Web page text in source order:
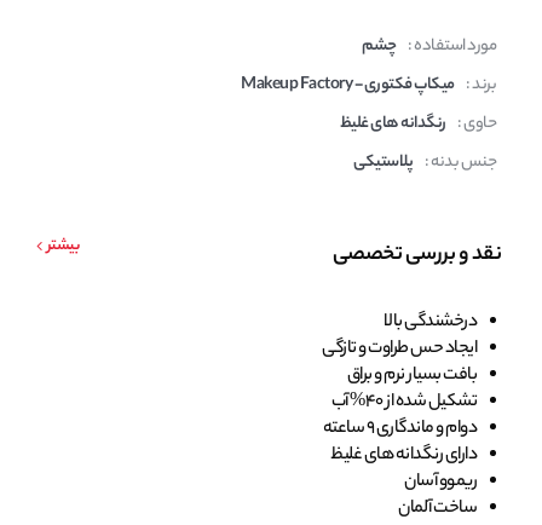
مورد استفاده : چشم
برند : میکاپ فکتوری - Makeup Factory
حاوی : رنگدانه های غلیظ
جنس بدنه : پلاستیکی
نقد و بررسی تخصصی بیشتر
درخشندگی بالا
ایجاد حس طراوت و تازگی
بافت بسیار نرم و براق
تشکیل شده از 40% آب
دوام و ماندگاری 9 ساعته
دارای رنگدانه های غلیظ
ریموو آسان
ساخت آلمان